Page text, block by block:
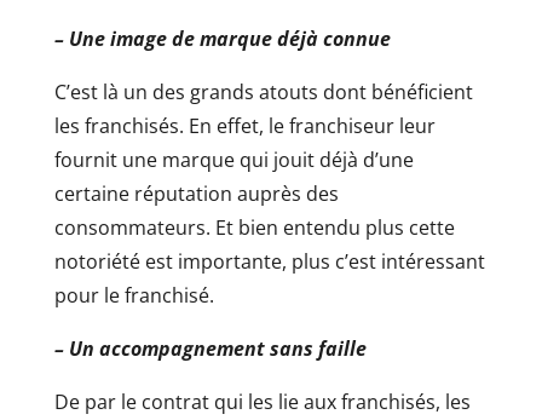
– Une image de marque déjà connue
C’est là un des grands atouts dont bénéficient
les franchisés. En effet, le franchiseur leur
fournit une marque qui jouit déjà d’une
certaine réputation auprès des
consommateurs. Et bien entendu plus cette
notoriété est importante, plus c’est intéressant
pour le franchisé.
– Un accompagnement sans faille
De par le contrat qui les lie aux franchisés, les